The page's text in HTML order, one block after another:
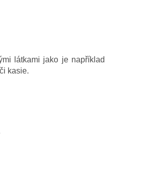
látkami jako je například
kasie.